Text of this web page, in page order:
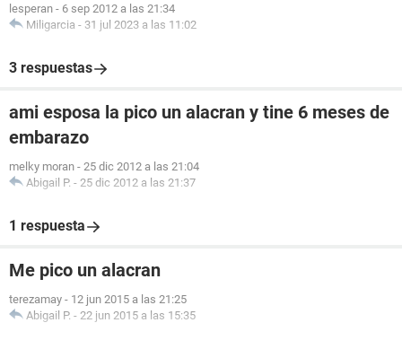
lesperan - 6 sep 2012 a las 21:34
Miligarcia - 31 jul 2023 a las 11:02
3 respuestas
ami esposa la pico un alacran y tine 6 meses de
embarazo
melky moran - 25 dic 2012 a las 21:04
Abigail P. - 25 dic 2012 a las 21:37
1 respuesta
Me pico un alacran
terezamay - 12 jun 2015 a las 21:25
Abigail P. - 22 jun 2015 a las 15:35